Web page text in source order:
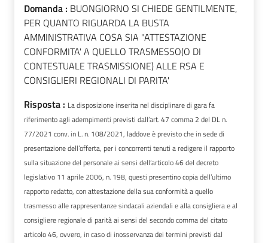
Domanda : BUONGIORNO SI CHIEDE GENTILMENTE,
PER QUANTO RIGUARDA LA BUSTA
AMMINISTRATIVA COSA SIA "ATTESTAZIONE
CONFORMITA' A QUELLO TRASMESSO(O DI
CONTESTUALE TRASMISSIONE) ALLE RSA E
CONSIGLIERI REGIONALI DI PARITA'
Risposta : La disposizione inserita nel disciplinare di gara fa
riferimento agli adempimenti previsti dall’art. 47 comma 2 del DL n.
77/2021 conv. in L. n. 108/2021, laddove è previsto che in sede di
presentazione dell’offerta, per i concorrenti tenuti a redigere il rapporto
sulla situazione del personale ai sensi dell’articolo 46 del decreto
legislativo 11 aprile 2006, n. 198, questi presentino copia dell’ultimo
rapporto redatto, con attestazione della sua conformità a quello
trasmesso alle rappresentanze sindacali aziendali e alla consigliera e al
consigliere regionale di parità ai sensi del secondo comma del citato
articolo 46, ovvero, in caso di inosservanza dei termini previsti dal